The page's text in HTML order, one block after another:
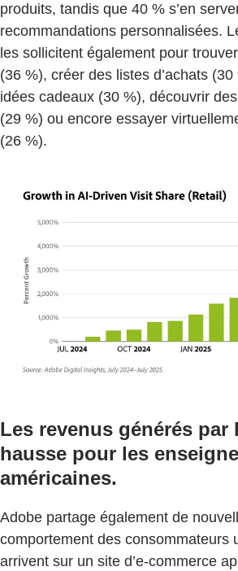
produits, tandis que 40 % s’en
recommandations personnalisées.
les sollicitent également pour
(36 %), créer des listes d’achats
idées cadeaux (30 %), découvrir
(29 %) ou encore essayer
(26 %).
Les revenus générés par
hausse pour les
américaines.
Adobe partage également de
comportement des consommateurs
arrivent sur un site d’e-commerce